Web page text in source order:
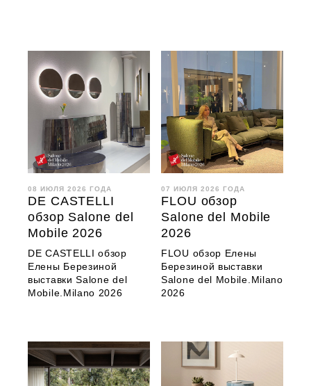
08 ИЮЛЯ 2026 ГОДА
DE CASTELLI
обзор Salone del
Mobile 2026
DE CASTELLI обзор
Елены Березиной
выставки Salone del
Mobile.Milano 2026
07 ИЮЛЯ 2026 ГОДА
FLOU обзор
Salone del Mobile
2026
FLOU обзор Елены
Березиной выставки
Salone del Mobile.Milano
2026